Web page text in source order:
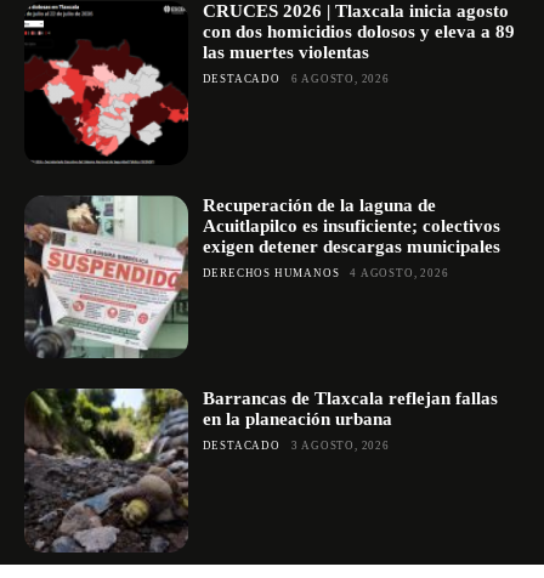
CRUCES 2026 | Tlaxcala inicia agosto
con dos homicidios dolosos y eleva a 89
las muertes violentas
DESTACADO 6 AGOSTO, 2026
Recuperación de la laguna de
Acuitlapilco es insuficiente; colectivos
exigen detener descargas municipales
DERECHOS HUMANOS 4 AGOSTO, 2026
Barrancas de Tlaxcala reflejan fallas
en la planeación urbana
DESTACADO 3 AGOSTO, 2026